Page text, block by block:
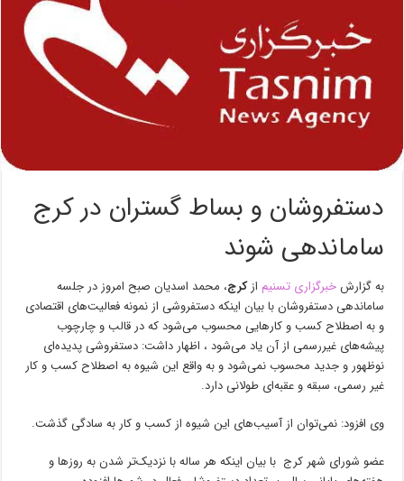
دستفروشان و بساط گستران در کرج
ساماندهی شوند
به گزارشخبرگزاری تسنیم ازکرج، محمد اسدیان صبح امروز در جلسه
ساماندهی دستفروشان با بیان اینکه دستفروشی از نمونه فعالیت‌های اقتصادی
و به اصطلاح کسب و کار‌هایی محسوب می‌شود که در قالب و چارچوب
پیشه‌های غیررسمی از آن یاد می‌شود ، اظهار داشت: دستفروشی پدیده‌ای
نوظهور و جدید محسوب نمی‌شود و به واقع این شیوه به اصطلاح کسب و کار
غیر رسمی، سبقه و عقبه‌ای طولانی دارد.
وی افزود: نمی‌توان از آسیب‌های این شیوه از کسب و کار به سادگی گذشت.
عضو شورای شهر کرج با بیان اینکه هر ساله با نزدیک‌تر شدن به روز‌ها و